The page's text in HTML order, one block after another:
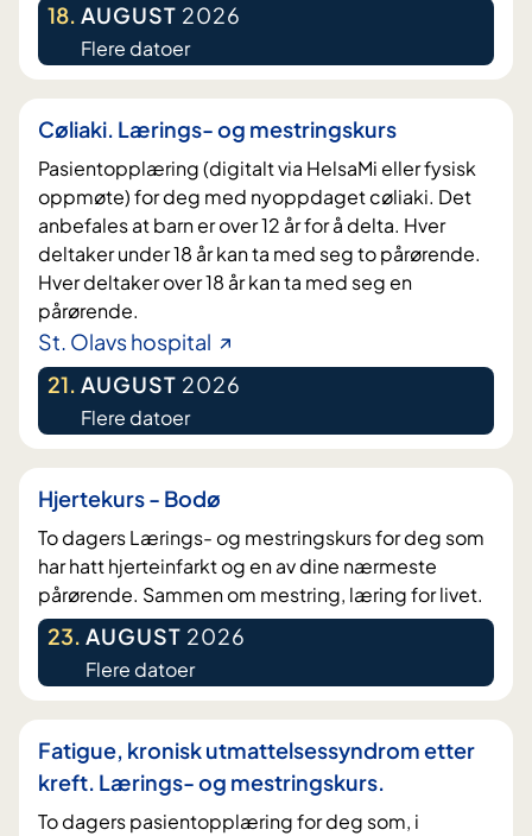
18. AUGUST 2026
Flere datoer
Cøliaki. Lærings- og mestringskurs
Pasientopplæring (digitalt via HelsaMi eller fysisk
oppmøte) for deg med nyoppdaget cøliaki. Det
anbefales at barn er over 12 år for å delta. Hver
deltaker under 18 år kan ta med seg to pårørende.
Hver deltaker over 18 år kan ta med seg en
pårørende.
St. Olavs hospital
21. AUGUST 2026
Flere datoer
Hjertekurs - Bodø
To dagers Lærings- og mestringskurs for deg som
har hatt hjerteinfarkt og en av dine nærmeste
pårørende. Sammen om mestring, læring for livet.
23. AUGUST 2026
Flere datoer
Fatigue, kronisk utmattelsessyndrom etter
kreft. Lærings- og mestringskurs.
To dagers pasientopplæring for deg som, i